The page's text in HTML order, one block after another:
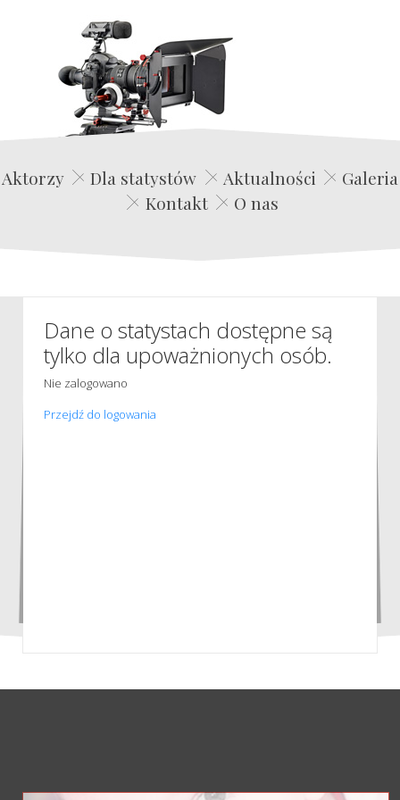
Edwin Film Agencja Aktorska
Aktorzy Dla statystów Aktualności
Galeria
Kontakt
O nas
Dane o statystach dostępne są
tylko dla upoważnionych osób.
Nie zalogowano
Przejdź do logowania